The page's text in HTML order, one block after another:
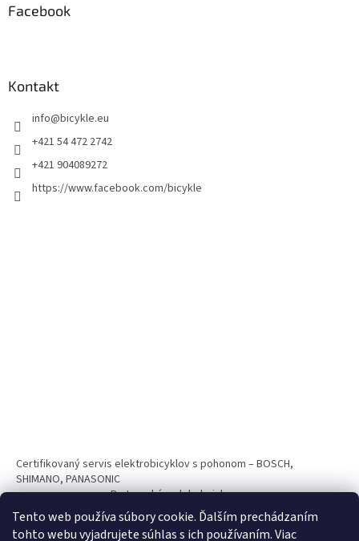
Tento web používa súbory cookie. Ďalším prechádzaním
tohto webu vyjadrujete súhlas s ich používaním. Viac
Facebook
Kontakt
info@bicykle.eu
+421 54 472 2742
+421 904089272
https://www.facebook.com/bicykle
Certifikovaný servis elektrobicyklov s pohonom – BOSCH,
SHIMANO, PANASONIC
Partnerský web hokejshop.eu